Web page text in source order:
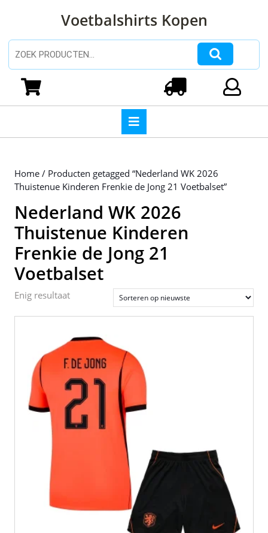
inhoud
Voetbalshirts Kopen
Zoeken naar:
Home / Producten getagged “Nederland WK 2026
Thuistenue Kinderen Frenkie de Jong 21 Voetbalset”
Nederland WK 2026
Thuistenue Kinderen
Frenkie de Jong 21
Voetbalset
Enig resultaat